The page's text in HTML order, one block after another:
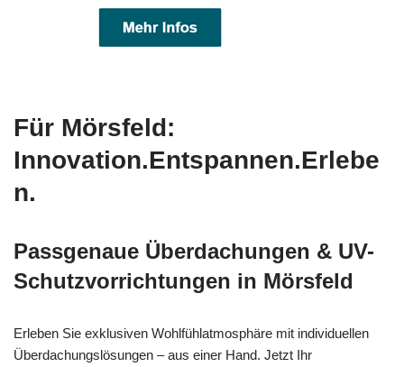
Für Mörsfeld:
Innovation.Entspannen.Erlebe
n.
Passgenaue Überdachungen & UV-
Schutzvorrichtungen in Mörsfeld
Erleben Sie exklusiven Wohlfühlatmosphäre mit individuellen
Überdachungslösungen – aus einer Hand. Jetzt Ihr